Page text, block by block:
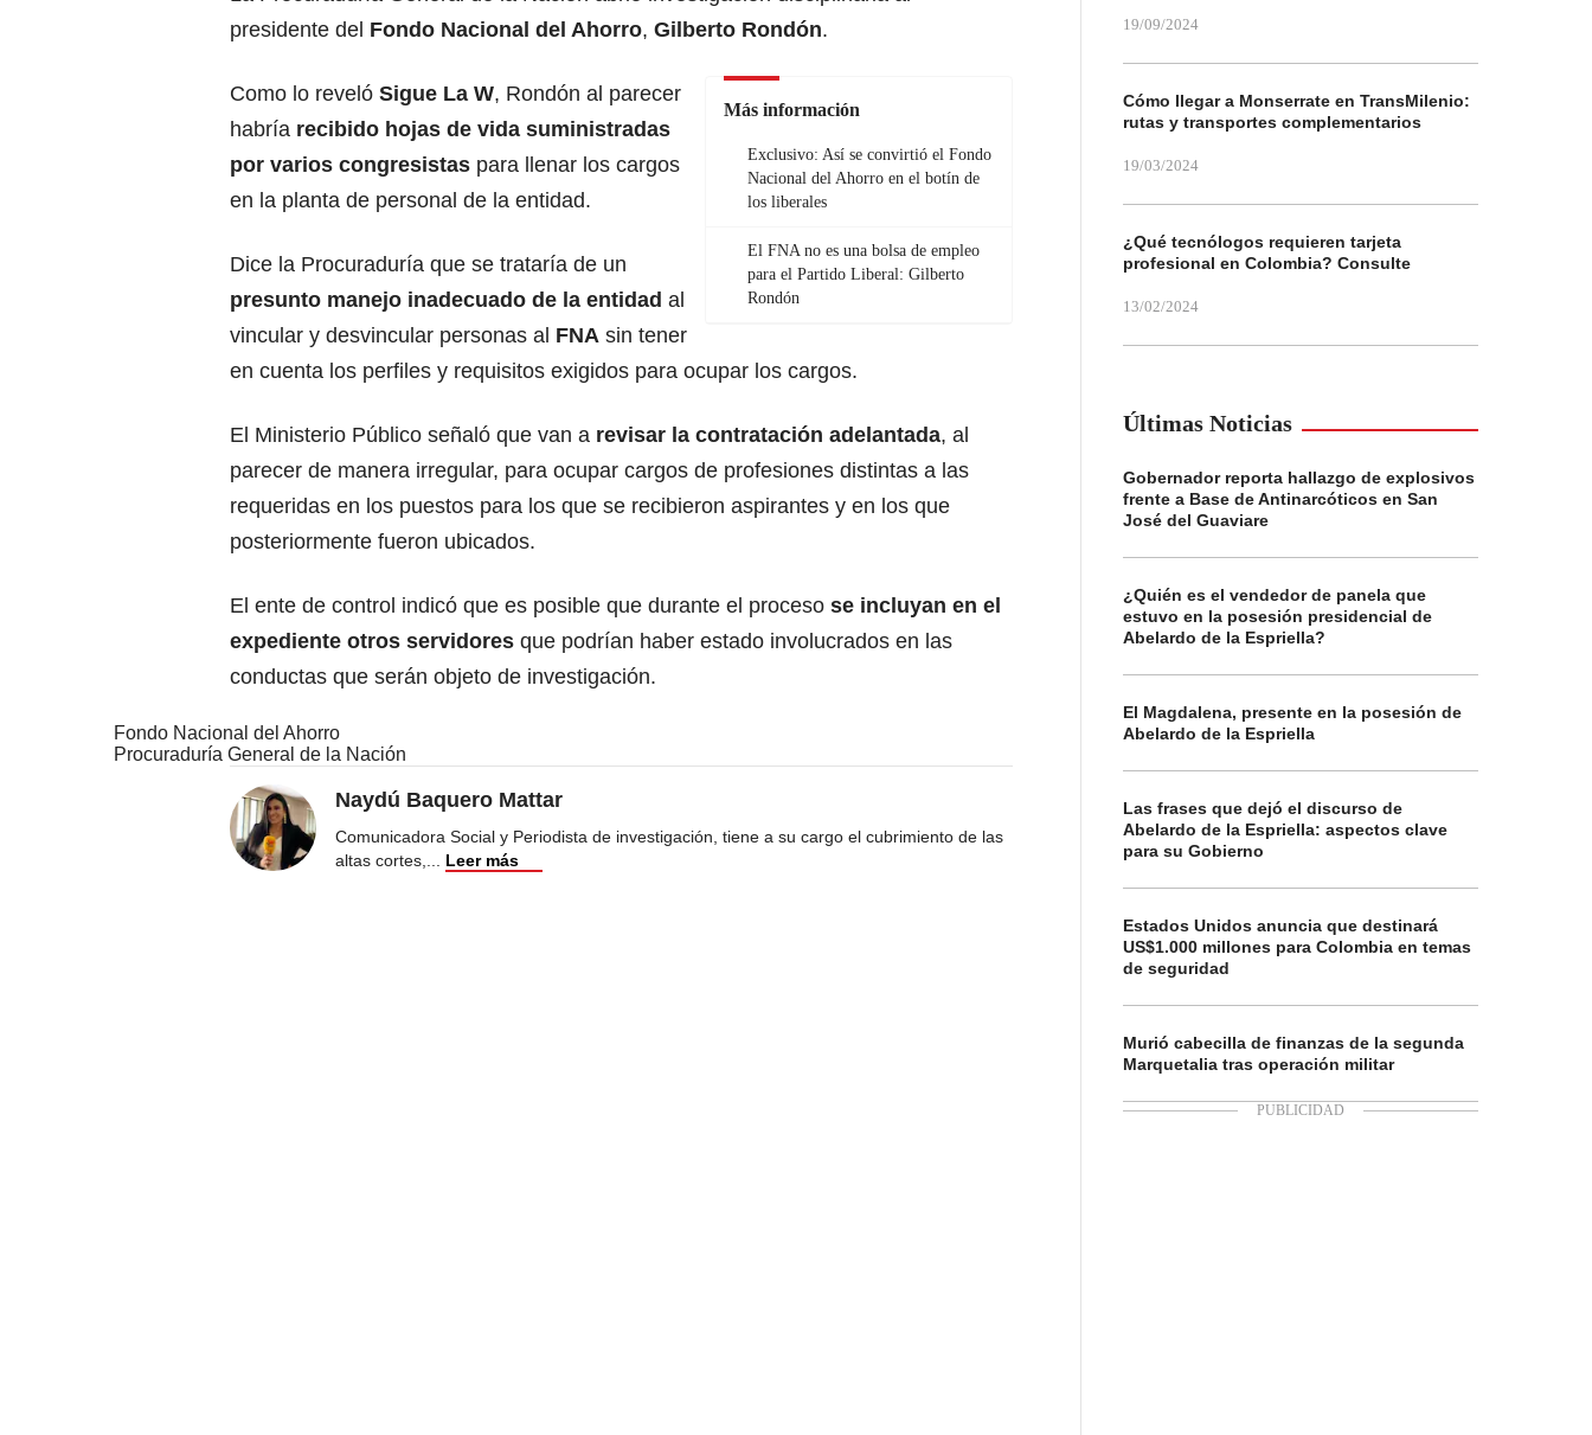
presidente del Fondo Nacional del Ahorro, Gilberto Rondón.
Más información
Exclusivo: Así se convirtió el Fondo
Nacional del Ahorro en el botín de
los liberales
El FNA no es una bolsa de empleo
para el Partido Liberal: Gilberto
Rondón
Como lo reveló Sigue La W, Rondón al parecer
habría recibido hojas de vida suministradas
por varios congresistas para llenar los cargos
en la planta de personal de la entidad.
Dice la Procuraduría que se trataría de un
presunto manejo inadecuado de la entidad al
vincular y desvincular personas al FNA sin tener
en cuenta los perfiles y requisitos exigidos para ocupar los cargos.
El Ministerio Público señaló que van a revisar la contratación adelantada, al
parecer de manera irregular, para ocupar cargos de profesiones distintas a las
requeridas en los puestos para los que se recibieron aspirantes y en los que
posteriormente fueron ubicados.
El ente de control indicó que es posible que durante el proceso se incluyan en el
expediente otros servidores que podrían haber estado involucrados en las
conductas que serán objeto de investigación.
Fondo Nacional del Ahorro
Procuraduría General de la Nación
Naydú Baquero Mattar
Comunicadora Social y Periodista de investigación, tiene a su cargo el cubrimiento de las
altas cortes,... Leer más
19/09/2024
Cómo llegar a Monserrate en TransMilenio:
rutas y transportes complementarios
19/03/2024
¿Qué tecnólogos requieren tarjeta
profesional en Colombia? Consulte
13/02/2024
Últimas Noticias
Gobernador reporta hallazgo de explosivos
frente a Base de Antinarcóticos en San
José del Guaviare
¿Quién es el vendedor de panela que
estuvo en la posesión presidencial de
Abelardo de la Espriella?
El Magdalena, presente en la posesión de
Abelardo de la Espriella
Las frases que dejó el discurso de
Abelardo de la Espriella: aspectos clave
para su Gobierno
Estados Unidos anuncia que destinará
US$1.000 millones para Colombia en temas
de seguridad
Murió cabecilla de finanzas de la segunda
Marquetalia tras operación militar